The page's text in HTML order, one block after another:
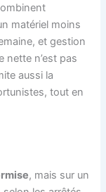
matériel moins
et gestion
nette n’est pas
aussi la
tout en
, mais sur un